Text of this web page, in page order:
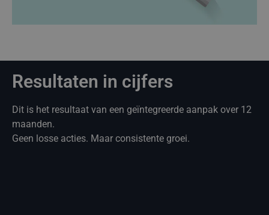
Resultaten in cijfers
Dit is het resultaat van een geïntegreerde aanpak over 12
maanden.
Geen losse acties. Maar consistente groei.